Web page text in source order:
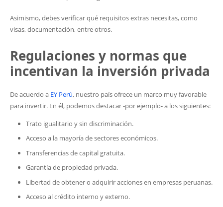
Asimismo, debes verificar qué requisitos extras necesitas, como
visas, documentación, entre otros.
Regulaciones y normas que
incentivan la inversión privada
De acuerdo a EY Perú, nuestro país ofrece un marco muy favorable
para invertir. En él, podemos destacar -por ejemplo- a los siguientes:
Trato igualitario y sin discriminación.
Acceso a la mayoría de sectores económicos.
Transferencias de capital gratuita.
Garantía de propiedad privada.
Libertad de obtener o adquirir acciones en empresas peruanas.
Acceso al crédito interno y externo.